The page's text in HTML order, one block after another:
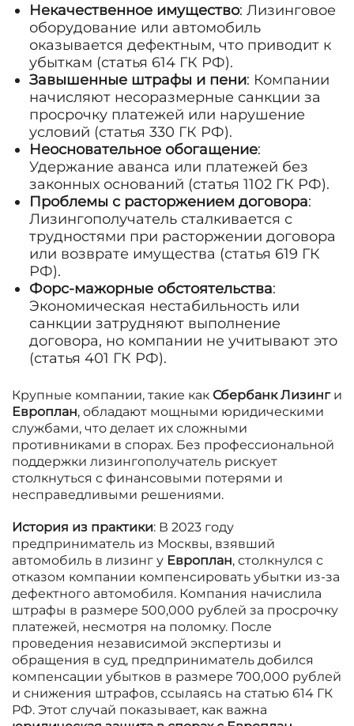
Некачественное имущество: Лизинговое
оборудование или автомобиль
оказывается дефектным, что приводит к
убыткам (статья 614 ГК РФ).
Завышенные штрафы и пени: Компании
начисляют несоразмерные санкции за
просрочку платежей или нарушение
условий (статья 330 ГК РФ).
Неосновательное обогащение:
Удержание аванса или платежей без
законных оснований (статья 1102 ГК РФ).
Проблемы с расторжением договора:
Лизингополучатель сталкивается с
трудностями при расторжении договора
или возврате имущества (статья 619 ГК
РФ).
Форс-мажорные обстоятельства:
Экономическая нестабильность или
санкции затрудняют выполнение
договора, но компании не учитывают это
(статья 401 ГК РФ).
Крупные компании, такие как Сбербанк Лизинги
Европлан, обладают мощными юридическими
службами, что делает их сложными
противниками в спорах. Без профессиональной
поддержки лизингополучатель рискует
столкнуться с финансовыми потерями и
несправедливыми решениями.
История из практики: В 2023 году
предприниматель из Москвы, взявший
автомобиль в лизинг у Европлан, столкнулся с
отказом компании компенсировать убытки из-за
дефектного автомобиля. Компания начислила
штрафы в размере 500,000 рублей за просрочку
платежей, несмотря на поломку. После
проведения независимой экспертизы и
обращения в суд, предприниматель добился
компенсации убытков в размере 700,000 рублей
и снижения штрафов, ссылаясь на статью 614 ГК
РФ. Этот случай показывает, как важна